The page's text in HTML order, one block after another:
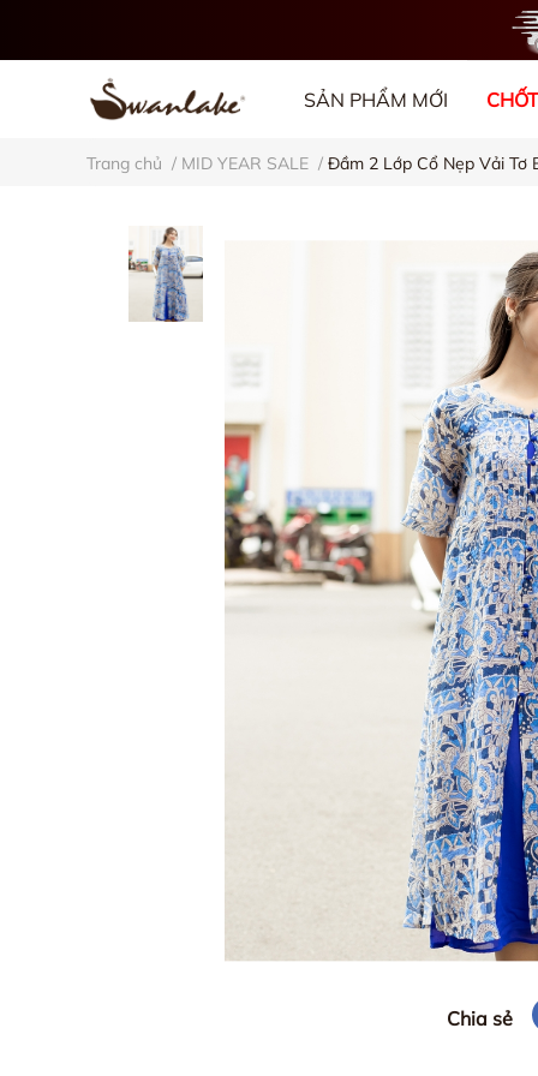
SẢN PHẨM MỚI
VỀ CHÚNG TÔI
Trang chủ / MID YEAR SALE / Đầm 2 Lớp Cổ Nẹp Vải Tơ
Chia sẻ